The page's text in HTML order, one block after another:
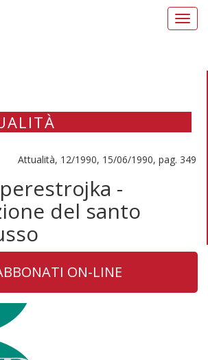
Attualità, 12/1990, 15/06/1990, pag. 349
-
del santo
ON-LINE